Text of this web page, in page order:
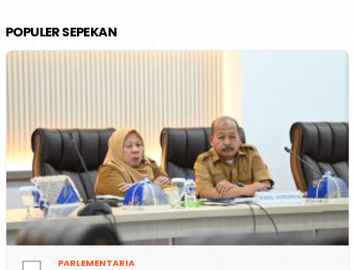
POPULER SEPEKAN
PARLEMENTARIA